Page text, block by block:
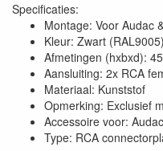
Specificaties:
Montage: Voor Audac
Kleur: Zwart (RAL9005)
Afmetingen (hxbxd):
Aansluiting: 2x RCA
Materiaal: Kunststof
Opmerking: Exclusief
Accessoire voor:
Type: RCA